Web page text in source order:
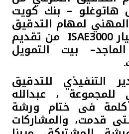
هاتوغلو – بنك كويت
لمهام التدقيق
ISAE3000 من تقديم
بيت التمويل
التنفيذي للتدقيق
للمجموعة ، عبدالله
فى ختام ورشة
قدمت، والمشاركات